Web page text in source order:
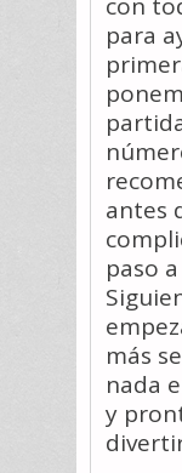
con
para
antes
paso
más
nada
y